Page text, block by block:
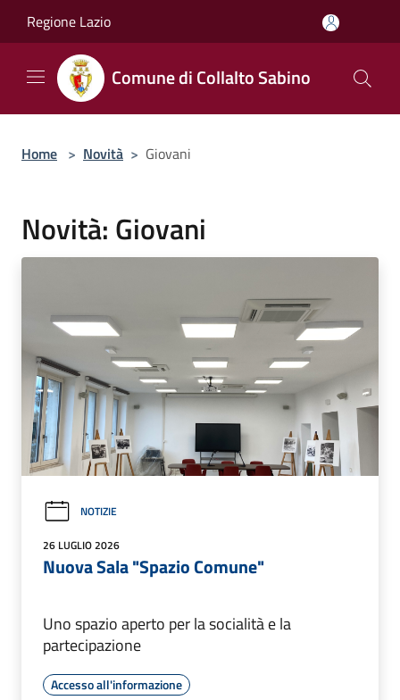
Regione Lazio
Comune di Collalto Sabino
Home > Novità > Giovani
Novità: Giovani
NOTIZIE
26 LUGLIO 2026
Nuova Sala "Spazio Comune"
Uno spazio aperto per la socialità e la
partecipazione
Accesso all'informazione